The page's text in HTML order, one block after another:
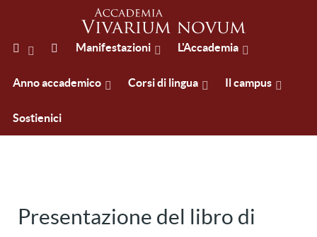
Manifestazioni L'Accademia
Anno accademico Corsi di lingua Il campus
Sostienici
Presentazione del libro di